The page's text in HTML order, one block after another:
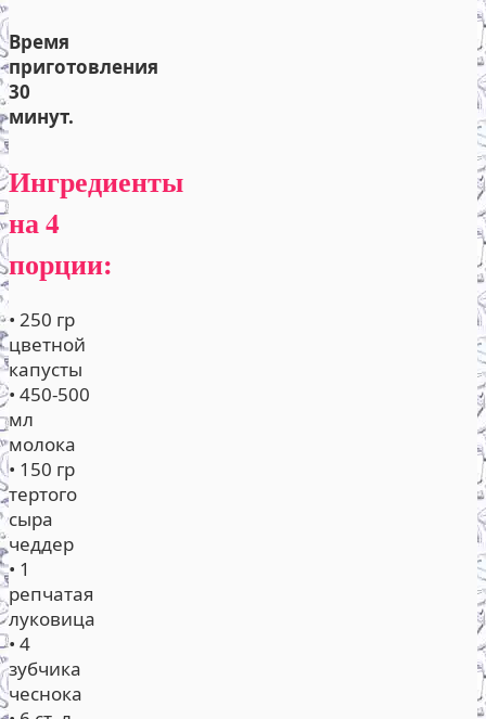
Время
приготовления
30
минут.
Ингредиенты
на 4
порции:
• 250 гр
цветной
капусты
• 450-500
мл
молока
• 150 гр
тертого
сыра
чеддер
• 1
репчатая
луковица
• 4
зубчика
чеснока